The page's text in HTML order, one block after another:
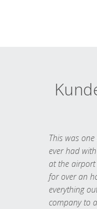
This was
ever had
at the airport
for over an
everything
company to